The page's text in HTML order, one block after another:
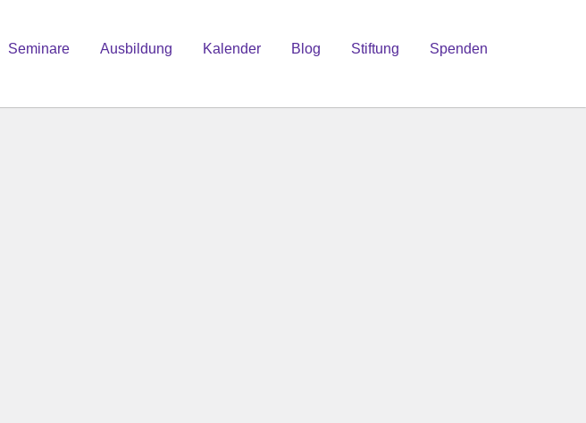
Seminare Ausbildung Kalender Blog Stiftung Spenden